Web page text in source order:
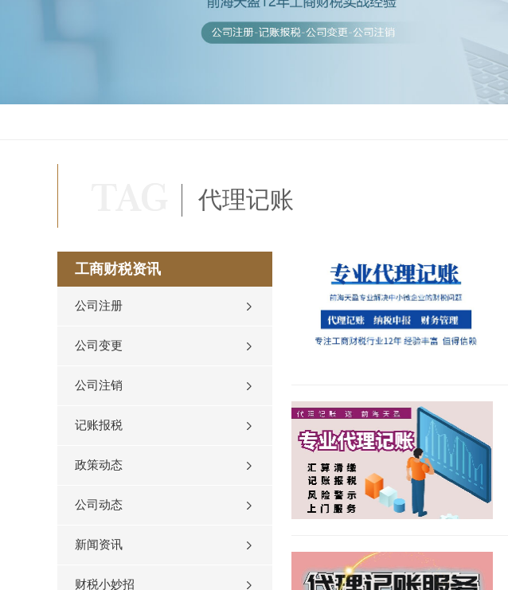
代理记账
工商财税资讯
公司注册
公司变更
公司注销
记账报税
政策动态
公司动态
新闻资讯
财税小妙招